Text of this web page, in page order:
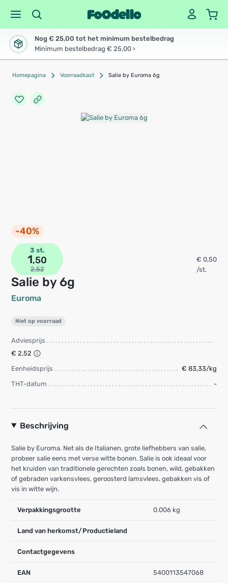
Nog € 25,00 tot het minimum bestelbedrag
Minimum bestelbedrag € 25,00 ›
Homepagina Voorraadkast Salie by Euroma 6g
-40%
Salie by 6g
Euroma
3 st.
1,50
2,52
€ 0,50
/st.
Niet op voorraad
Adviesprijs
€ 2,52
Eenheidsprijs
€ 83,33/kg
THT-datum
-
Beschrijving
Salie by Euroma. Net als de Italianen, grote liefhebbers van salie,
probeer salie eens met verse witte bonen. Salie is ook ideaal voor
het kruiden van traditionele gerechten zoals bonen, wild, gebakken
of gebraden varkensvlees, geroosterd lamsvlees, gebakken vis of
vis in witte wijn.
Verpakkingsgrootte 0.006 kg
Land van herkomst/Productieland
Contactgegevens
EAN 5400113547068